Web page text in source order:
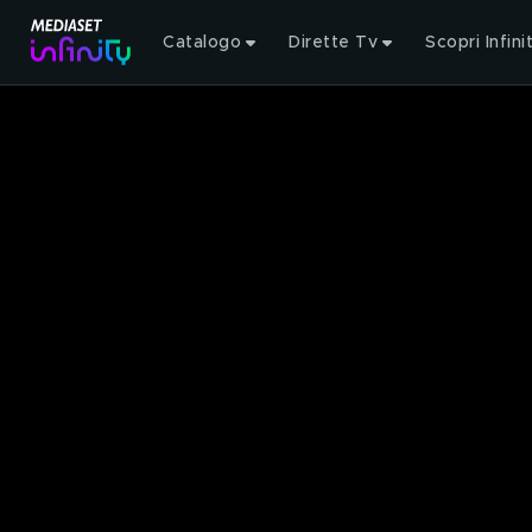
Catalogo Dirette Tv Scopri